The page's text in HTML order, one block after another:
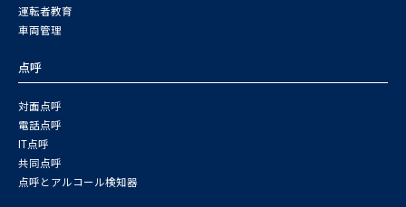
運転者教育
車両管理
点呼
対面点呼
電話点呼
IT点呼
共同点呼
点呼とアルコール検知器